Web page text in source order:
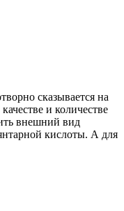
сказывается на
и количестве
внешний вид
кислоты. А для